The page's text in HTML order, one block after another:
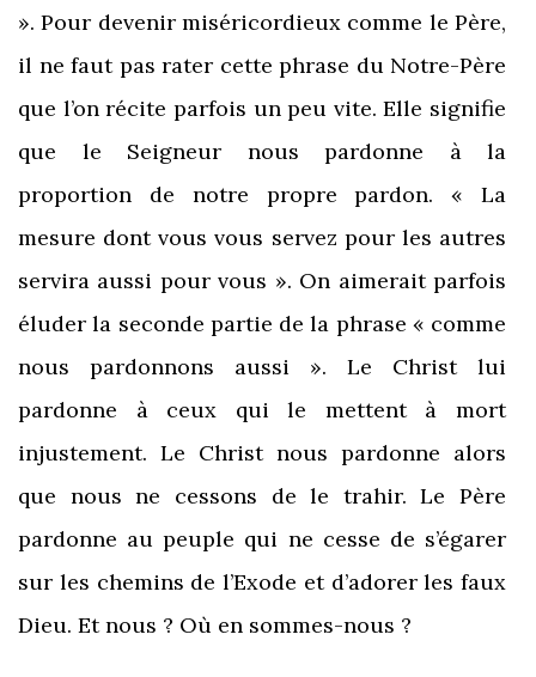
». Pour devenir miséricordieux comme le Père,
il ne faut pas rater cette phrase du Notre-Père
que l’on récite parfois un peu vite. Elle signifie
que le Seigneur nous pardonne à la
proportion de notre propre pardon. « La
mesure dont vous vous servez pour les autres
servira aussi pour vous ». On aimerait parfois
éluder la seconde partie de la phrase « comme
nous pardonnons aussi ». Le Christ lui
pardonne à ceux qui le mettent à mort
injustement. Le Christ nous pardonne alors
que nous ne cessons de le trahir. Le Père
pardonne au peuple qui ne cesse de s’égarer
sur les chemins de l’Exode et d’adorer les faux
Dieu. Et nous ? Où en sommes-nous ?